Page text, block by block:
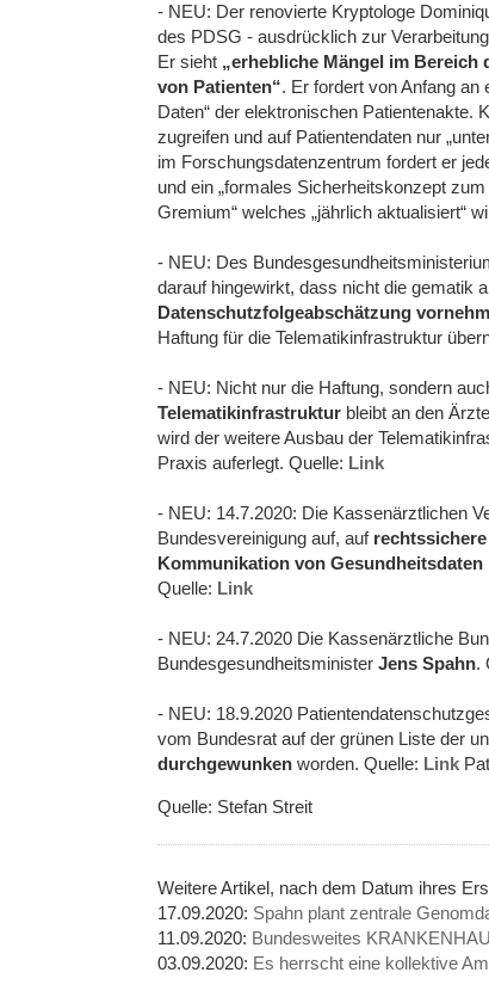
- NEU: Der renovierte Kryptologe
des PDSG - ausdrücklich zur
Er sieht „erhebliche Mängel im
von Patienten“. Er fordert von Anfang an
Daten“ der elektronischen Patientenakte.
zugreifen und auf Patientendaten nur
im Forschungsdatenzentrum fordert er
und ein „formales Sicherheitskonzept
Gremium“ welches „jährlich aktualisiert“
- NEU: Des
darauf hingewirkt, dass nicht die gematik
Datenschutzfolgeabschätzung
Haftung für die Telematikinfrastruktur
- NEU: Nicht nur die Haftung, sondern
Telematikinfrastruktur bleibt an den
wird der weitere Ausbau der
Praxis auferlegt. Quelle: Link
- NEU: 14.7.2020: Die Kassenärztlichen
Bundesvereinigung auf, auf
Kommunikation von Gesundheitsdaten
Quelle: Link
- NEU: 24.7.2020 Die Kassenärztliche
Bundesgesundheitsminister Jens Spahn.
- NEU: 18.9.2020
vom Bundesrat auf der grünen Liste der
durchgewunken worden. Quelle: Link
Quelle: Stefan Streit
Weitere Artikel, nach dem Datum ihres
17.09.2020: Spahn plant zentrale
11.09.2020: Bundesweites
03.09.2020: Es herrscht eine kollektive